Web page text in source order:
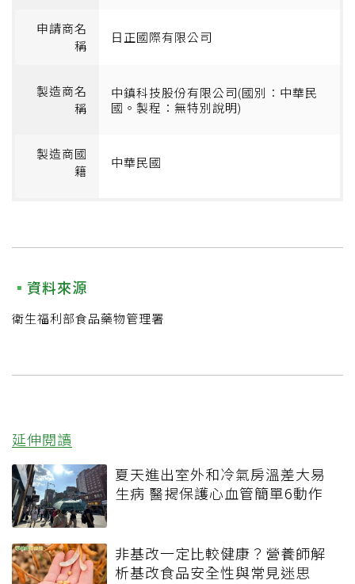
申請商名
稱
日正國際有限公司
製造商名
稱
中鎮科技股份有限公司(國別：中華民
國。製程：無特別說明)
製造商國
籍
中華民國
資料來源
衛生福利部食品藥物管理署
延伸閱讀
夏天進出室外和冷氣房溫差大易
生病 醫揭保護心血管簡單6動作
非基改一定比較健康？營養師解
析基改食品安全性與常見迷思